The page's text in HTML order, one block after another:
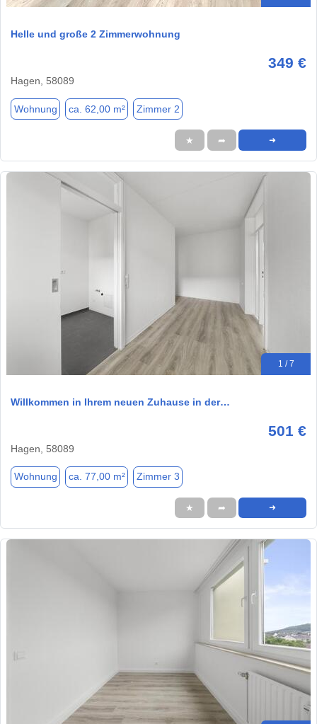
Helle und große 2 Zimmerwohnung
349 €
Hagen, 58089
Wohnung ca. 62,00 m² Zimmer 2
★ ➦ ➜
1 / 7
Willkommen in Ihrem neuen Zuhause in der…
501 €
Hagen, 58089
Wohnung ca. 77,00 m² Zimmer 3
★ ➦ ➜